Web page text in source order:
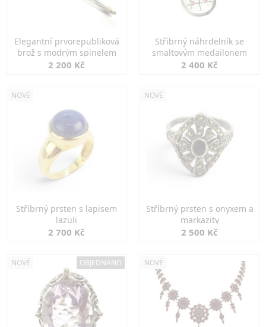
Elegantní prvorepubliková
brož s modrým spinelem
2 200 Kč
Stříbrný náhrdelník se
smaltovým medailonem
2 400 Kč
NOVÉ
Stříbrný prsten s lapisem
lazuli
2 700 Kč
NOVÉ
Stříbrný prsten s onyxem a
markazity
2 500 Kč
NOVÉ OBJEDNÁNO NOVÉ